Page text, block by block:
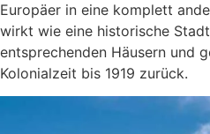
Europäer in eine komplett
wirkt wie eine historische
entsprechenden Häusern und
Kolonialzeit bis 1919 zurück.